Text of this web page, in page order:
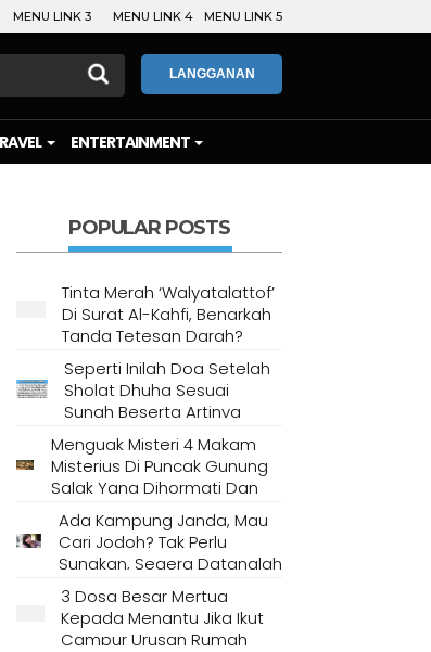
MENU LINK 3 MENU LINK 4 MENU LINK 5
LANGGANAN
ENTERTAINMENT
POPULAR POSTS
Tinta Merah ‘Walyatalattof’
Di Surat Al-Kahfi, Benarkah
Tanda Tetesan Darah?
Seperti Inilah Doa Setelah
Sholat Dhuha Sesuai
Sunah Beserta Artinya
Menguak Misteri 4 Makam
Misterius Di Puncak Gunung
Salak Yang Dihormati Dan
Dianggap Tempat Suci Oleh
Masyarakat Setempat
Ada Kampung Janda, Mau
Cari Jodoh? Tak Perlu
Sungkan, Segera Datanglah
Ke Desa Ini
3 Dosa Besar Mertua
Kepada Menantu Jika Ikut
Campur Urusan Rumah